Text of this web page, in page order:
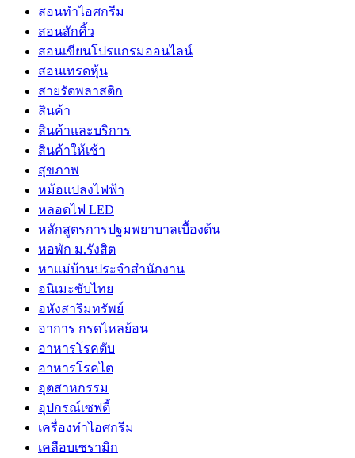
สอนทำไอศกรีม
สอนสักคิ้ว
สอนเขียนโปรแกรมออนไลน์
สอนเทรดหุ้น
สายรัดพลาสติก
สินค้า
สินค้าและบริการ
สินค้าให้เช้า
สุขภาพ
หม้อแปลงไฟฟ้า
หลอดไฟ LED
หลักสูตรการปฐมพยาบาลเบื้องต้น
หอพัก ม.รังสิต
หาแม่บ้านประจำสำนักงาน
อนิเมะซับไทย
อหังสาริมทรัพย์
อาการ กรดไหลย้อน
อาหารโรคตับ
อาหารโรคไต
อุตสาหกรรม
อุปกรณ์เซฟตี้
เครื่องทำไอศกรีม
เคลือบเซรามิก